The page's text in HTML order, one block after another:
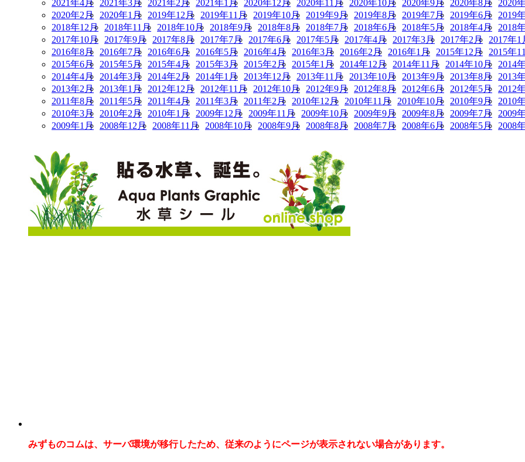
2021年4月 2021年3月 2021年2月 2021年1月 2020年12月 2020年11月 2020年10月 2020年9月 2020年8月 2020
2020年2月 2020年1月 2019年12月 2019年11月 2019年10月 2019年9月 2019年8月 2019年7月 2019年6月 2019
2018年12月 2018年11月 2018年10月 2018年9月 2018年8月 2018年7月 2018年6月 2018年5月 2018年4月 2018
2017年10月 2017年9月 2017年8月 2017年7月 2017年6月 2017年5月 2017年4月 2017年3月 2017年2月 2017年1
2016年8月 2016年7月 2016年6月 2016年5月 2016年4月 2016年3月 2016年2月 2016年1月 2015年12月 2015年
2015年6月 2015年5月 2015年4月 2015年3月 2015年2月 2015年1月 2014年12月 2014年11月 2014年10月 2014
2014年4月 2014年3月 2014年2月 2014年1月 2013年12月 2013年11月 2013年10月 2013年9月 2013年8月 2013
2013年2月 2013年1月 2012年12月 2012年11月 2012年10月 2012年9月 2012年8月 2012年6月 2012年5月 2012
2011年8月 2011年5月 2011年4月 2011年3月 2011年2月 2010年12月 2010年11月 2010年10月 2010年9月 2010
2010年3月 2010年2月 2010年1月 2009年12月 2009年11月 2009年10月 2009年9月 2009年8月 2009年7月 2009
2009年1月 2008年12月 2008年11月 2008年10月 2008年9月 2008年8月 2008年7月 2008年6月 2008年5月 2008
みずものコムは、サーバ環境が移行したため、従来のようにページが表示されない場合があります。